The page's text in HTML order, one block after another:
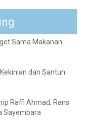
Sama Makanan
dan Santun
Raffi Ahmad, Rans
Sayembara